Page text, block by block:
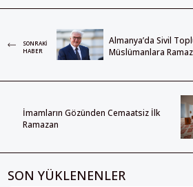
SONRAKI
HABER
Almanya’da Sivil
Müslümanlara
İmamların Gözünden Cemaatsiz İlk
Ramazan
SON YÜKLENENLER